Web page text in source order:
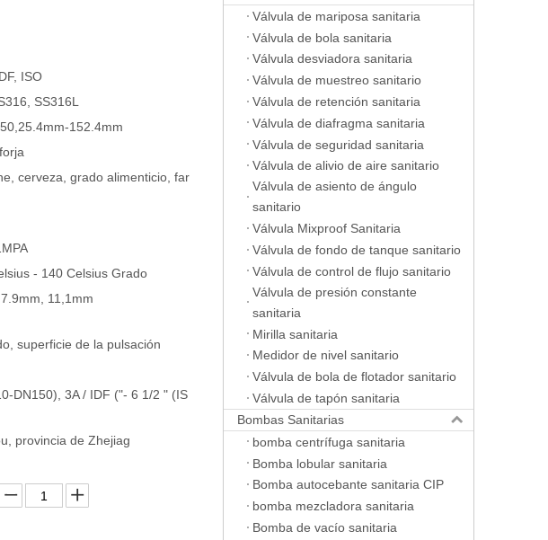
ISO
SS316L
152.4mm
cerveza, grado alimenticio, far
- 140 Celsius Grado
11,1mm
superficie de la pulsación
DN150), 3A / IDF ("- 6 1/2 " (IS
provincia de Zhejiag
Válvula de mariposa sanitaria
Válvula de bola sanitaria
Válvula desviadora sanitaria
Válvula de muestreo sanitario
Válvula de retención sanitaria
Válvula de diafragma sanitaria
Válvula de seguridad sanitaria
Válvula de alivio de aire sanitario
Válvula de asiento de ángulo
sanitario
Válvula Mixproof Sanitaria
Válvula de fondo de tanque sanitario
Válvula de control de flujo sanitario
Válvula de presión constante
sanitaria
Mirilla sanitaria
Medidor de nivel sanitario
Válvula de bola de flotador sanitario
Válvula de tapón sanitaria
Bombas Sanitarias
bomba centrífuga sanitaria
Bomba lobular sanitaria
Bomba autocebante sanitaria CIP
bomba mezcladora sanitaria
Bomba de vacío sanitaria